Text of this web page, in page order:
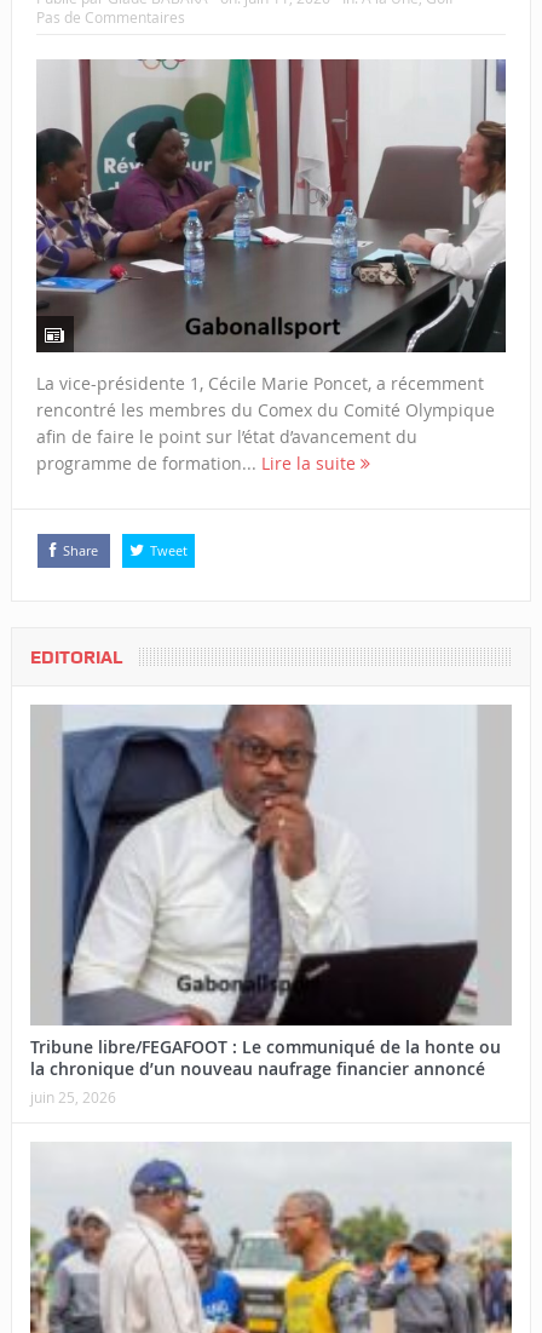
Pas de Commentaires
La vice-présidente 1, Cécile Marie Poncet, a récemment
rencontré les membres du Comex du Comité Olympique
afin de faire le point sur l’état d’avancement du
programme de formation... Lire la suite
Share Tweet
EDITORIAL
Tribune libre/FEGAFOOT : Le communiqué de la honte ou
la chronique d’un nouveau naufrage financier annoncé
juin 25, 2026